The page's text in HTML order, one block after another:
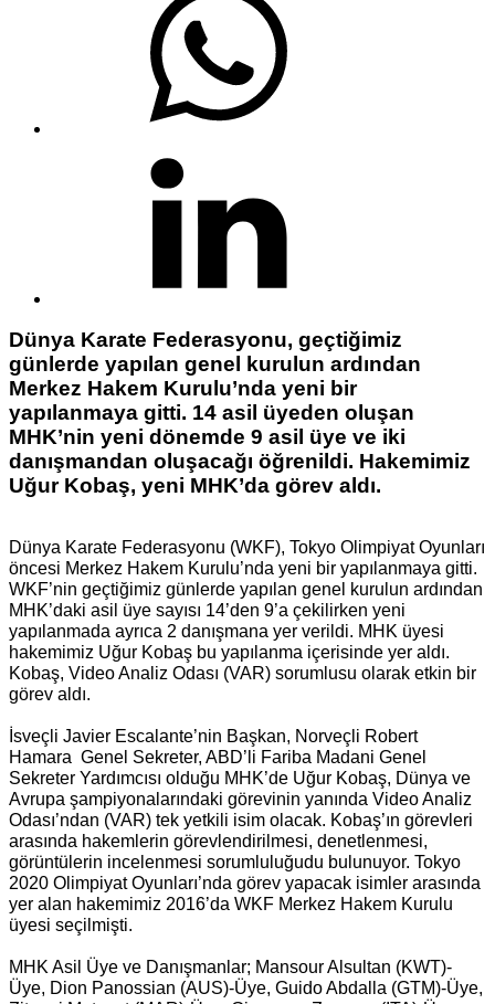
Dünya Karate Federasyonu, geçtiğimiz
günlerde yapılan genel kurulun ardından
Merkez Hakem Kurulu’nda yeni bir
yapılanmaya gitti. 14 asil üyeden oluşan
MHK’nin yeni dönemde 9 asil üye ve iki
danışmandan oluşacağı öğrenildi. Hakemimiz
Uğur Kobaş, yeni MHK’da görev aldı.
Dünya Karate Federasyonu (WKF), Tokyo Olimpiyat Oyunları
öncesi Merkez Hakem Kurulu’nda yeni bir yapılanmaya gitti.
WKF’nin geçtiğimiz günlerde yapılan genel kurulun ardından
MHK’daki asil üye sayısı 14’den 9’a çekilirken yeni
yapılanmada ayrıca 2 danışmana yer verildi. MHK üyesi
hakemimiz Uğur Kobaş bu yapılanma içerisinde yer aldı.
Kobaş, Video Analiz Odası (VAR) sorumlusu olarak etkin bir
görev aldı.
İsveçli Javier Escalante’nin Başkan, Norveçli Robert
Hamara Genel Sekreter, ABD’li Fariba Madani Genel
Sekreter Yardımcısı olduğu MHK’de Uğur Kobaş, Dünya ve
Avrupa şampiyonalarındaki görevinin yanında Video Analiz
Odası’ndan (VAR) tek yetkili isim olacak. Kobaş’ın görevleri
arasında hakemlerin görevlendirilmesi, denetlenmesi,
görüntülerin incelenmesi sorumluluğudu bulunuyor. Tokyo
2020 Olimpiyat Oyunları’nda görev yapacak isimler arasında
yer alan hakemimiz 2016’da WKF Merkez Hakem Kurulu
üyesi seçilmişti.
MHK Asil Üye ve Danışmanlar; Mansour Alsultan (KWT)-
Üye, Dion Panossian (AUS)-Üye, Guido Abdalla (GTM)-Üye,